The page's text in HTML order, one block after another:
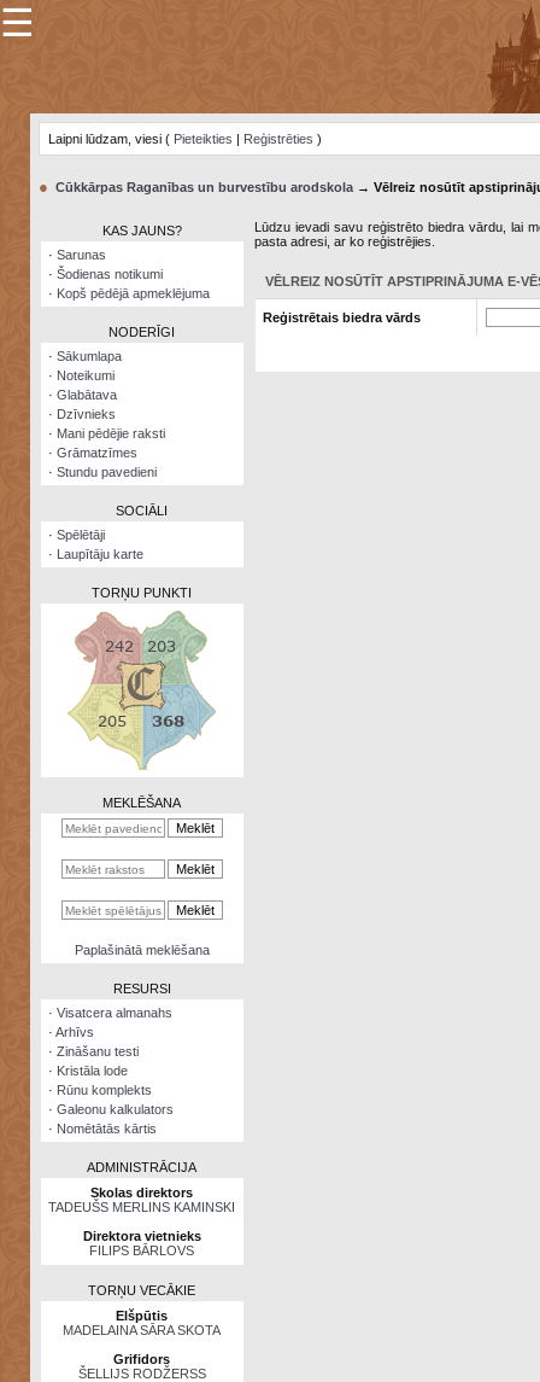
×
Šodienas
notikumi
Visatcera
almanahs
Arhīvs
Zināšanu
kalkulators
Nomētātās
☰
Laipni lūdzam, viesi ( Pieteikties | Reģistrēties )
● Cūkkārpas Raganības un burvestību arodskola→ Vēlreiz nosūtīt
KAS JAUNS?
· Sarunas
· Šodienas notikumi
· Kopš pēdējā apmeklējuma
NODERĪGI
· Sākumlapa
· Noteikumi
· Glabātava
· Dzīvnieks
· Mani pēdējie raksti
· Grāmatzīmes
· Stundu pavedieni
SOCIĀLI
· Spēlētāji
· Laupītāju karte
TORŅU PUNKTI
MEKLĒŠANA
Paplašinātā meklēšana
RESURSI
· Visatcera almanahs
· Arhīvs
· Zināšanu testi
· Kristāla lode
· Rūnu komplekts
· Galeonu kalkulators
· Nomētātās kārtis
ADMINISTRĀCIJA
Skolas direktors
TADEUŠS MERLINS KAMINSKI
Direktora vietnieks
FILIPS BĀRLOVS
TORŅU VECĀKIE
Elšpūtis
MADELAINA SĀRA SKOTA
Grifidors
ŠELLIJS RODŽERSS
Lūdzu ievadi savu reģistrēto biedra vārdu, lai
pasta adresi, ar ko reģistrējies.
VĒLREIZ NOSŪTĪT APSTIPRINĀJUMA E-
Reģistrētais biedra vārds